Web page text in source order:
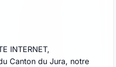
INTERNET,
Canton du Jura, notre